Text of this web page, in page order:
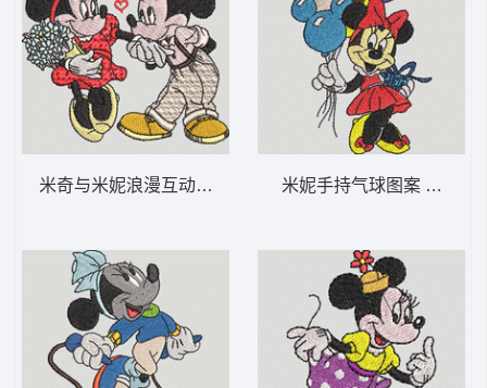
米奇与米妮浪漫互动 米奇爱米妮-DST格式米妮手持气球图案 米妮